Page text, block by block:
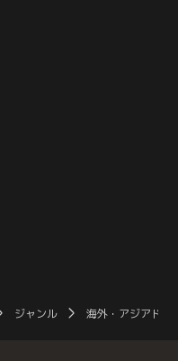
ジャンル 海外・アジアドラ